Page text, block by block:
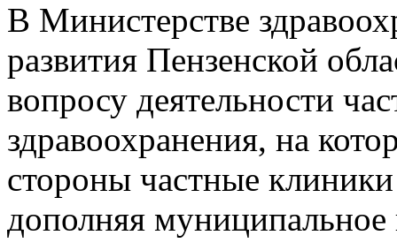
В Министерстве
развития Пензенской
вопросу деятельности
здравоохранения, на
стороны частные
дополняя муниципальное